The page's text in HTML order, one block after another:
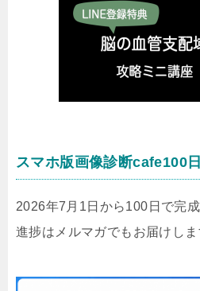
スマホ版画像診断cafe100
2026年7月1日から100日で完
進捗はメルマガでもお届けしま